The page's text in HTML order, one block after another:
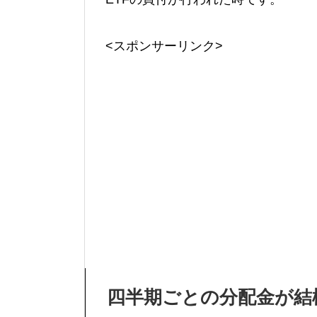
<スポンサーリンク>
四半期ごとの分配金が